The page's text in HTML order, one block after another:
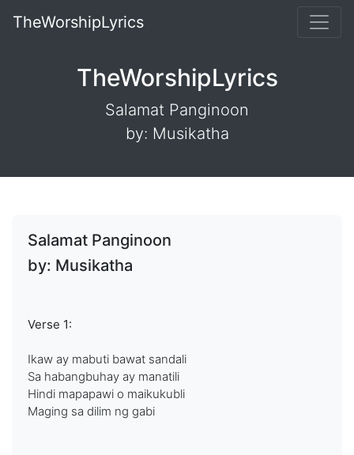
TheWorshipLyrics
TheWorshipLyrics
Salamat Panginoon
by: Musikatha
Salamat Panginoon
by: Musikatha
Verse 1:
Ikaw ay mabuti bawat sandali
Sa habangbuhay ay manatili
Hindi mapapawi o maikukubli
Maging sa dilim ng gabi